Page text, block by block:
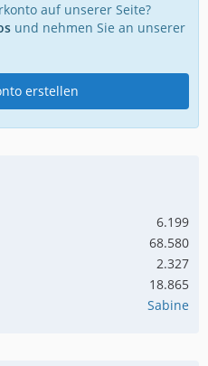
auf unserer Seite?
und nehmen Sie an unserer
erstellen
6.199
68.580
2.327
18.865
Sabine